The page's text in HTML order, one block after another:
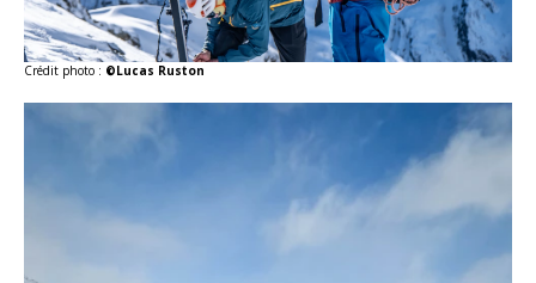
Crédit photo : ©Lucas Ruston